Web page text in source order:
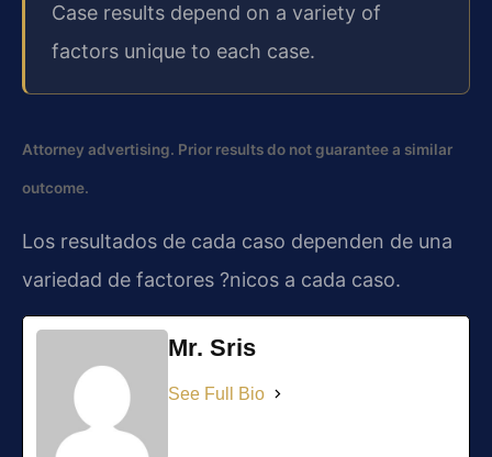
Case results depend on a variety of
factors unique to each case.
Attorney advertising. Prior results do not guarantee a similar
outcome.
Los resultados de cada caso dependen de una
variedad de factores ?nicos a cada caso.
Mr. Sris
See Full Bio